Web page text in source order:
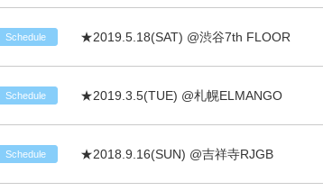
Schedule ★2019.5.18(SAT) @渋谷7th FLOOR
Schedule ★2019.3.5(TUE) @札幌ELMANGO
Schedule ★2018.9.16(SUN) @吉祥寺RJGB